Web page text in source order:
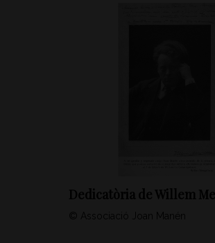
Dedicatòria de Willem
© Associació Joan Manén